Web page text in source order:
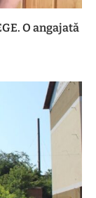
O angajată